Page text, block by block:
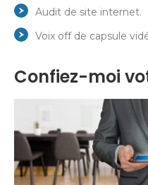
Audit de site internet.
Voix off de capsule
Confiez-moi